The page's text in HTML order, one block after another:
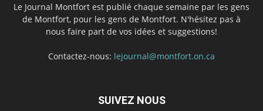
Le Journal Montfort est publié chaque semaine par les gens
de Montfort, pour les gens de Montfort. N'hésitez pas à
nous faire part de vos idées et suggestions!
Contactez-nous: lejournal@montfort.on.ca
SUIVEZ NOUS